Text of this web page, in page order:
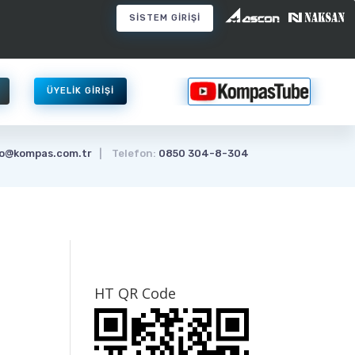
SİSTEM GİRİŞİ
ÜYELİK GİRİŞİ
| Telefon: 0850 304-8-304
HT QR Code